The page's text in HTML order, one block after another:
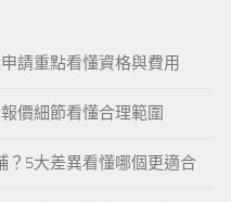
請重點看懂資格與費用
價細節看懂合理範圍
？5大差異看懂哪個更適合